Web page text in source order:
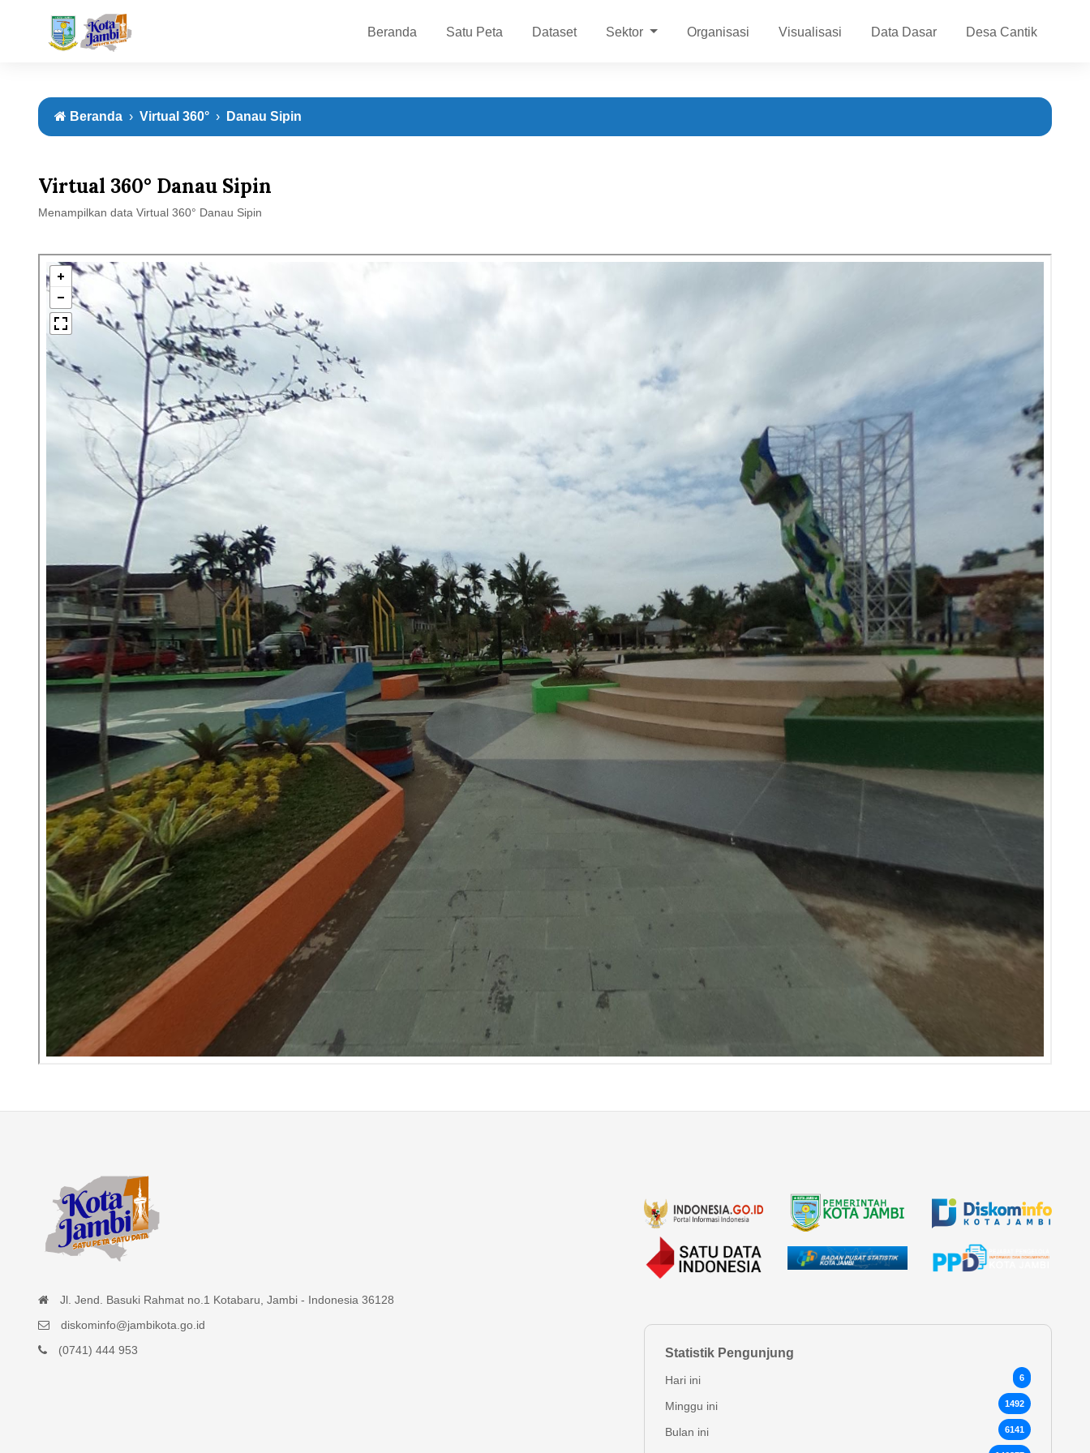
Beranda Satu Peta Dataset Sektor Organisasi Visualisasi Data Dasar Desa Cantik
Beranda Virtual 360° Danau Sipin
Virtual 360° Danau Sipin
Menampilkan data Virtual 360° Danau Sipin
Jl. Jend. Basuki Rahmat no.1 Kotabaru, Jambi - Indonesia 36128
diskominfo@jambikota.go.id
(0741) 444 953
Statistik Pengunjung
Hari ini 6
Minggu ini 1492
Bulan ini 6141